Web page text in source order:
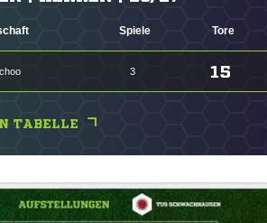
Spiele Tore
3 15
TABELLE